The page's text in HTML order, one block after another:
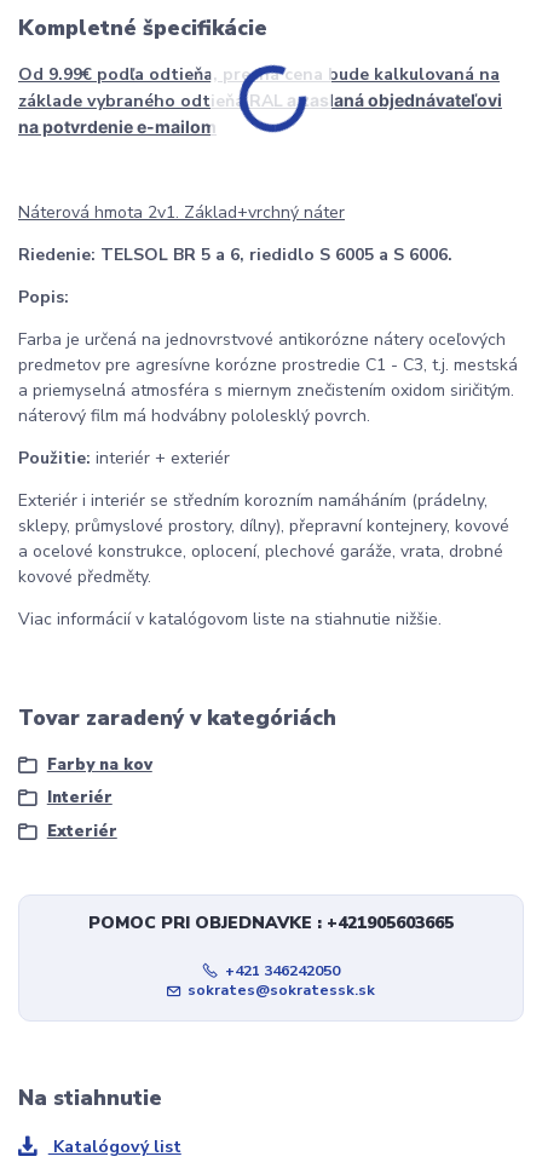
Kompletné špecifikácie
Od 9.99€ podľa odtieňa, presná cena bude kalkulovaná na
základe vybraného odtieňa RAL a zaslaná objednávateľovi
na potvrdenie e-mailom
Náterová hmota 2v1. Základ+vrchný náter
Riedenie: TELSOL BR 5 a 6, riedidlo S 6005 a S 6006.
Popis:
Farba je určená na jednovrstvové antikorózne nátery oceľových
predmetov pre agresívne korózne prostredie C1 - C3, t.j. mestská
a priemyselná atmosféra s miernym znečistením oxidom siričitým.
náterový film má hodvábny pololesklý povrch.
Použitie: interiér + exteriér
Exteriér i interiér se středním korozním namáháním (prádelny,
sklepy, průmyslové prostory, dílny), přepravní kontejnery, kovové
a ocelové konstrukce, oplocení, plechové garáže, vrata, drobné
kovové předměty.
Viac informácií v katalógovom liste na stiahnutie nižšie.
Tovar zaradený v kategóriách
Farby na kov
Interiér
Exteriér
POMOC PRI OBJEDNAVKE : +421905603665
+421 346242050
sokrates@sokratessk.sk
Na stiahnutie
Katalógový list